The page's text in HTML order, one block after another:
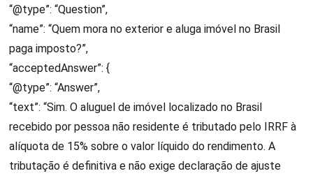
“@type”: “Question”,
“name”: “Quem mora no exterior e aluga imóvel no Brasil
paga imposto?”,
“acceptedAnswer”: {
“@type”: “Answer”,
“text”: “Sim. O aluguel de imóvel localizado no Brasil
recebido por pessoa não residente é tributado pelo IRRF à
alíquota de 15% sobre o valor líquido do rendimento. A
tributação é definitiva e não exige declaração de ajuste